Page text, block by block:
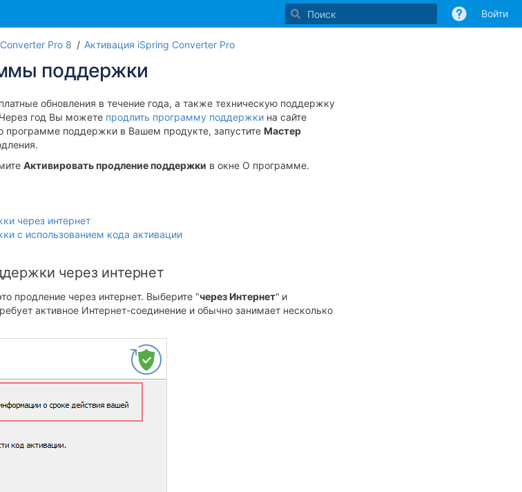
Войти
Pro 8 Активация iSpring Converter Pro
поддержки
обновления в течение года, а также техническую поддержку
Через год Вы можете продлить программу поддержки на сайте
программе поддержки в Вашем продукте, запустите Мастер
Активировать продление поддержки в окне О программе.
через интернет
с использованием кода активации
через интернет
продление через интернет. Выберите "через Интернет" и
активное Интернет-соединение и обычно занимает несколько